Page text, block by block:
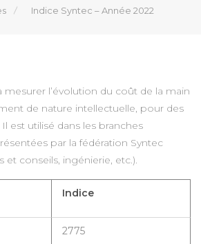
Indice Syntec – Année 2022
mesurer l’évolution du coût de la main
de nature intellectuelle, pour des
est utilisé dans les branches
par la fédération Syntec
et conseils, ingénierie, etc.).
Indice
2775